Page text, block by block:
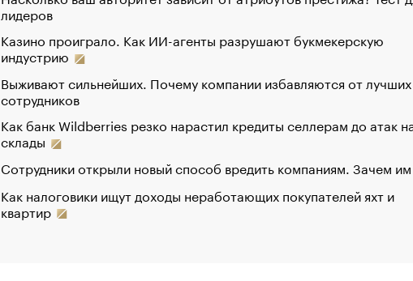
лидеров
Казино проиграло. Как ИИ-агенты разрушают букмекерскую
индустрию
Выживают сильнейших. Почему компании избавляются от лучших
сотрудников
Как банк Wildberries резко нарастил кредиты селлерам до атак
склады
Сотрудники открыли новый способ вредить компаниям. Зачем
Как налоговики ищут доходы неработающих покупателей яхт и
квартир